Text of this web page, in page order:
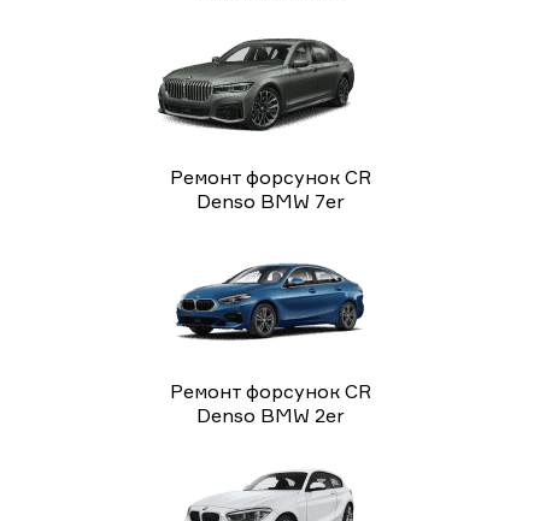
Ремонт форсунок CR
Denso BMW 7er
Ремонт форсунок CR
Denso BMW 2er